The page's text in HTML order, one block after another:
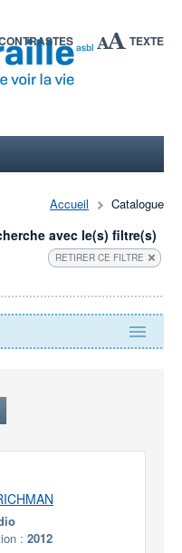
TEXTE
Accueil Catalogue
avec le(s) filtre(s)
RETIRER CE FILTRE
: 2012